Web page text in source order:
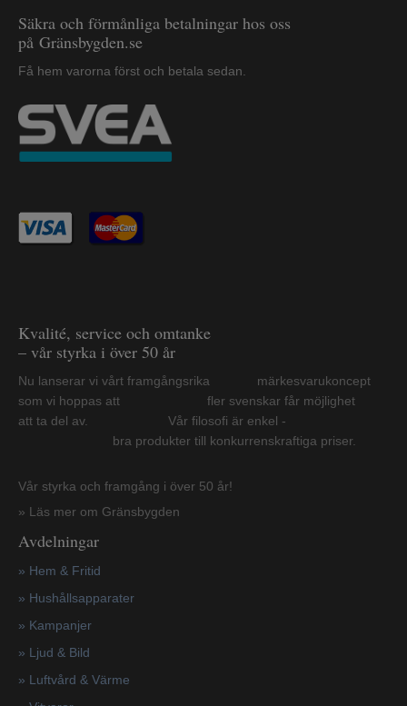
Säkra och förmånliga betalningar hos oss
på Gränsbygden.se
Få hem varorna först och betala sedan.
Kvalité, service och omtanke
– vår styrka i över 50 år
Nu lanserar vi vårt framgångsrika märkesvarukoncept
som vi hoppas att fler svenskar får möjlighet
att ta del av. Vår filosofi är enkel -
bra produkter till konkurrenskraftiga priser.
Vår styrka och framgång i över 50 år!
» Läs mer om Gränsbygden
Avdelningar
» Hem & Fritid
» Hushållsapparater
» Kampanjer
» Ljud & Bild
» Luftvård & Värme